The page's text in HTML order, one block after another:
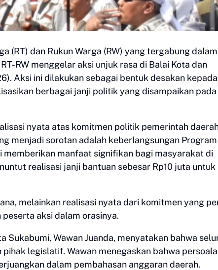
(RT) dan Rukun Warga (RW) yang tergabung
RW menggelar aksi unjuk rasa di Balai Kota dan
Aksi ini dilakukan sebagai bentuk desakan
berbagai janji politik yang disampaikan pada
nyata atas komitmen politik pemerintah
menjadi sorotan adalah keberlangsungan Program
memberikan manfaat signifikan bagi masyarakat di
realisasi janji bantuan sebesar Rp10 juta untuk
melainkan realisasi nyata dari komitmen yang
aksi dalam orasinya.
Sukabumi, Wawan Juanda, menyatakan bahwa
legislatif. Wawan menegaskan bahwa
dalam pembahasan anggaran daerah.